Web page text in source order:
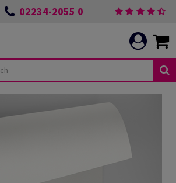
02234-2055 0